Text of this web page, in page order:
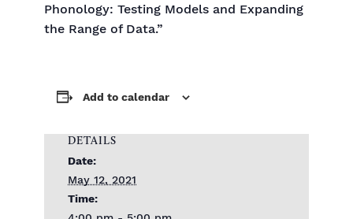
Phonology: Testing Models and Expanding
the Range of Data.”
Add to calendar
DETAILS
Date:
May 12, 2021
Time: